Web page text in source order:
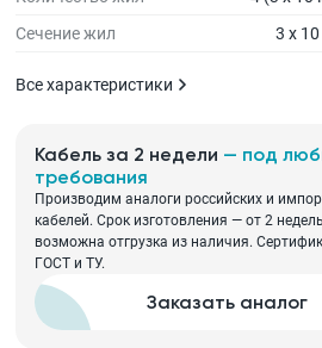
Сечение жил
3 x
Все характеристики
Кабель за 2 недели — под
требования
Производим аналоги российских и
кабелей. Срок изготовления — от 2
возможна отгрузка из наличия.
ГОСТ и ТУ.
Заказать аналог